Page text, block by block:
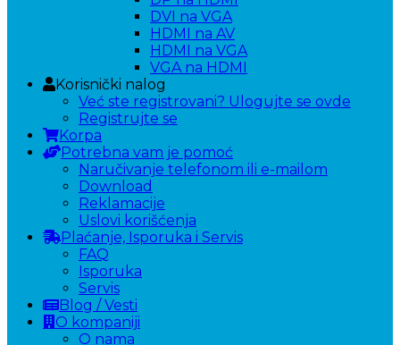
DVI na VGA
HDMI na AV
HDMI na VGA
VGA na HDMI
Korisnički nalog
Već ste registrovani? Ulogujte se ovde
Registrujte se
Korpa
Potrebna vam je pomoć
Naručivanje telefonom ili e-mailom
Download
Reklamacije
Uslovi korišćenja
Plaćanje, Isporuka i Servis
FAQ
Isporuka
Servis
Blog / Vesti
O kompaniji
O nama